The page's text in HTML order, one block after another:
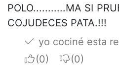
POLO...........MA SI
COJUDECES PATA.!!!
yo cociné esta
I apreciateI do not